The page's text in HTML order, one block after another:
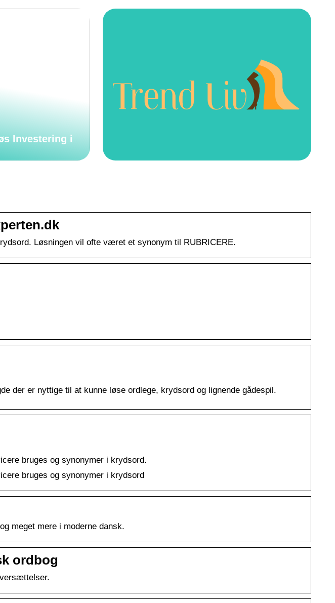
Investering i
Løsningen vil ofte været et synonym til RUBRICERE.
der er nyttige til at kunne løse ordlege, krydsord og lignende gådespil.
bruges og synonymer i krydsord.
bruges og synonymer i krydsord
meget mere i moderne dansk.
ordbog